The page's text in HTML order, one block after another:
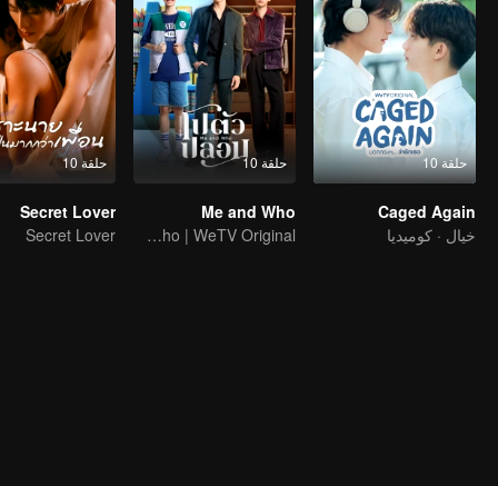
حلقة 10
Caged Again
خيال · كوميديا
حلقة 10
Me and Who
Me and Who | WeTV Original
حلقة 10
Secret Lover
Secret Lover